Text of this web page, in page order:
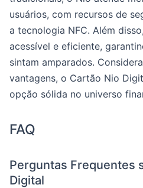
usuários, com recursos de
a tecnologia NFC. Além
acessível e eficiente,
sintam amparados.
vantagens, o Cartão Nio
opção sólida no universo
FAQ
Perguntas Frequentes
Digital